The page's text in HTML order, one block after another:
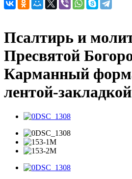
Псалтирь и
Пресвятой
Карманный
лентой-закладкой